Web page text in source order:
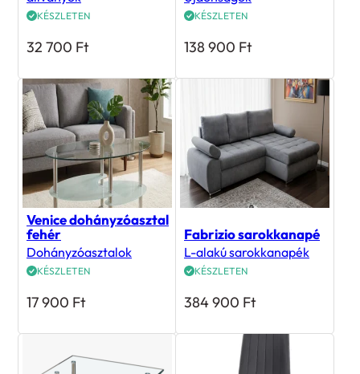
KÉSZLETEN
32 700 Ft
KÉSZLETEN
138 900 Ft
Venice dohányzóasztal
fehér
Dohányzóasztalok
KÉSZLETEN
17 900 Ft
Fabrizio sarokkanapé
L-alakú sarokkanapék
KÉSZLETEN
384 900 Ft